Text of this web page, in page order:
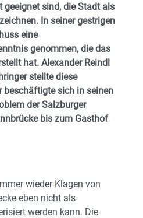
geeignet sind, die Stadt als
In seiner gestrigen
eine
genommen, die das
hat. Alexander Reindl
stellte diese
beschäftigte sich in seinen
der Salzburger
bis zum Gasthof
wieder Klagen von
eben nicht als
werden kann. Die